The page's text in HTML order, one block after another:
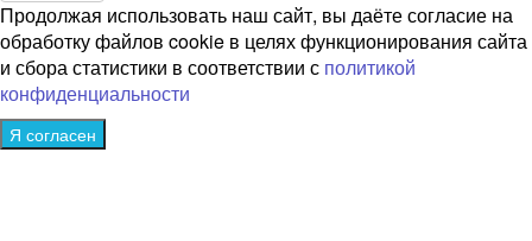
Продолжая использовать наш сайт, вы даёте согласие на
обработку файлов cookie в целях функционирования сайта
и сбора статистики в соответствии с политикой
конфиденциальности
Я согласен